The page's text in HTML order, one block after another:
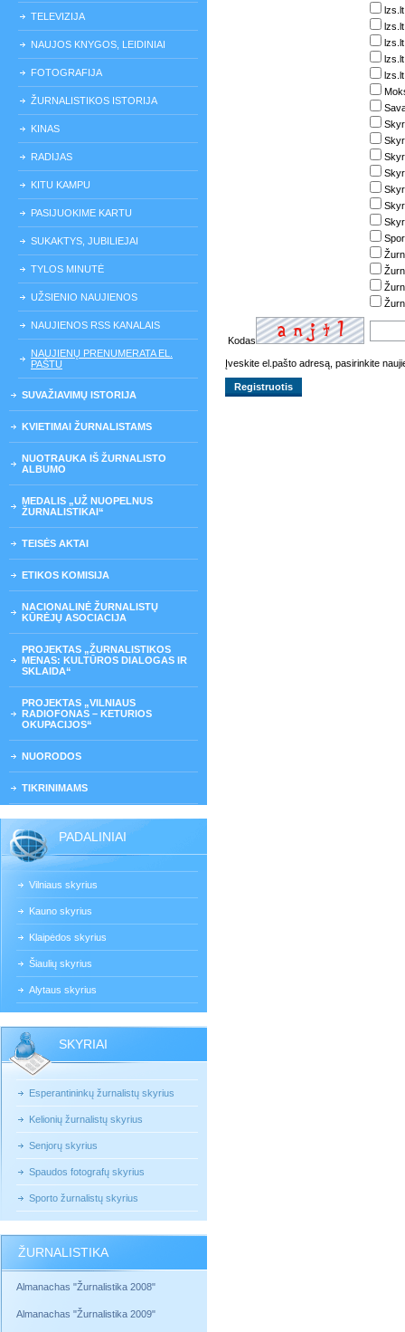
TELEVIZIJA
NAUJOS KNYGOS, LEIDINIAI
FOTOGRAFIJA
ŽURNALISTIKOS ISTORIJA
KINAS
RADIJAS
KITU KAMPU
PASIJUOKIME KARTU
SUKAKTYS, JUBILIEJAI
TYLOS MINUTĖ
UŽSIENIO NAUJIENOS
NAUJIENOS RSS KANALAIS
NAUJIENŲ PRENUMERATA EL.
PAŠTU
SUVAŽIAVIMŲ ISTORIJA
KVIETIMAI ŽURNALISTAMS
NUOTRAUKA IŠ ŽURNALISTO
ALBUMO
MEDALIS „UŽ NUOPELNUS
ŽURNALISTIKAI“
TEISĖS AKTAI
ETIKOS KOMISIJA
NACIONALINĖ ŽURNALISTŲ
KŪRĖJŲ ASOCIACIJA
PROJEKTAS „ŽURNALISTIKOS
MENAS: KULTŪROS DIALOGAS IR
SKLAIDA“
PROJEKTAS „VILNIAUS
RADIOFONAS – KETURIOS
OKUPACIJOS“
NUORODOS
TIKRINIMAMS
PADALINIAI
Vilniaus skyrius
Kauno skyrius
Klaipėdos skyrius
Šiaulių skyrius
Alytaus skyrius
SKYRIAI
Esperantininkų žurnalistų skyrius
Kelionių žurnalistų skyrius
Senjorų skyrius
Spaudos fotografų skyrius
Sporto žurnalistų skyrius
ŽURNALISTIKA
Almanachas "Žurnalistika 2008"
Almanachas "Žurnalistika 2009"
Kodas
Įveskite el.pašto adresą, pasirinkite